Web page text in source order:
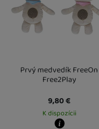
Prvý medvedík FreeOn
Free2Play
9,80€
K dispozícii